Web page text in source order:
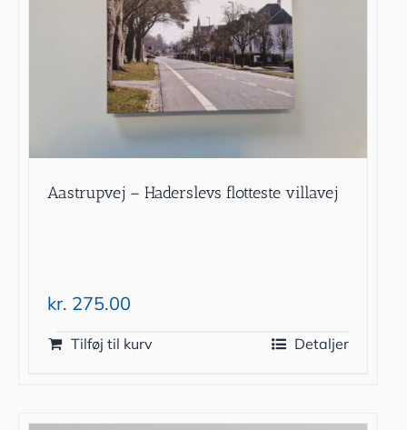
Aastrupvej – Haderslevs flotteste villavej
kr. 275.00
Tilføj til kurv Detaljer